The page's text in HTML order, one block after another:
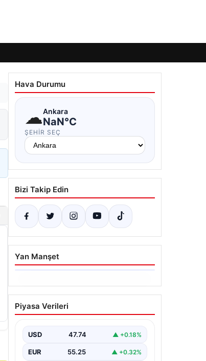
Hava Durumu
☁Ankara
NaN°C
ŞEHIR SEÇ
Bizi Takip Edin
Yan Manşet
06.08.2026
Hakkında icra takibi
başlatan avukatı
belli oldu
{"title": "İcra Takibine Zarar Verme
Nedeniyle Avukata Yönelik Silahlı
Piyasa Verileri
USD 47.74 ▲ +0.18%
EUR 55.25 ▲ +0.32%